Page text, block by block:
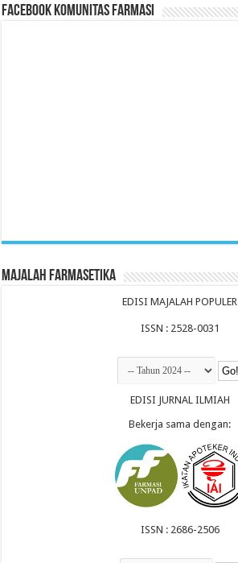
Facebook Komunitas Farmasi
Majalah Farmasetika
EDISI MAJALAH POPULER
ISSN : 2528-0031
EDISI JURNAL ILMIAH
Bekerja sama dengan:
ISSN : 2686-2506